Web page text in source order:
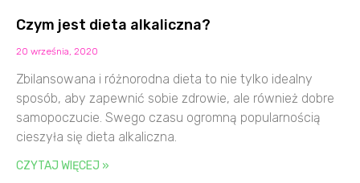
Czym jest dieta alkaliczna?
20 września, 2020
Zbilansowana i różnorodna dieta to nie tylko idealny
sposób, aby zapewnić sobie zdrowie, ale również dobre
samopoczucie. Swego czasu ogromną popularnością
cieszyła się dieta alkaliczna.
CZYTAJ WIĘCEJ »